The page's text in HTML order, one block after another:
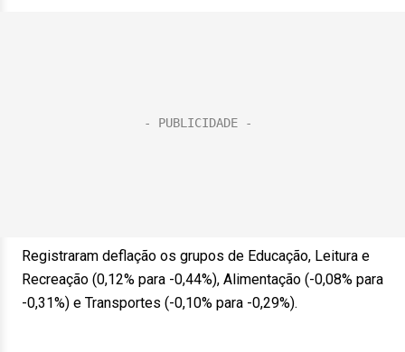
Registraram deflação os grupos de Educação, Leitura e
Recreação (0,12% para -0,44%), Alimentação (-0,08% para
-0,31%) e Transportes (-0,10% para -0,29%).